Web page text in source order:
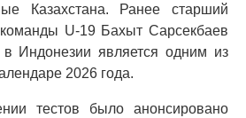
Казахстана. Ранее старший
U-19 Бахыт Сарсекбаев
в Индонезии является одним из
2026 года.
тестов было анонсировано